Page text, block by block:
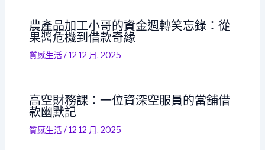
農產品加工小哥的資金週轉笑忘錄：從
果醬危機到借款奇緣
質感生活/12 12 月, 2025
高空財務課：一位資深空服員的當舖借
款幽默記
質感生活/12 12 月, 2025